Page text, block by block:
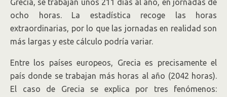
Grecia, se trabajan unos 211 días al año, en jornadas de
ocho horas. La estadística recoge las horas
extraordinarias, por lo que las jornadas en realidad son
más largas y este cálculo podría variar.
Entre los países europeos, Grecia es precisamente el
país donde se trabajan más horas al año (2042 horas).
El caso de Grecia se explica por tres fenómenos: